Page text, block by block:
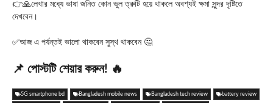
👉🙏লেখার মধ্যে ভাষা জনিত কোন ভুল ত্রুটি হয়ে থাকলে অবশ্যই ক্ষমা সুন্দর দৃষ্টিতে
দেখবেন।
✅আজ এ পর্যন্তই ভালো থাকবেন সুস্থ থাকবেন 🤔
📌 পোস্টটি শেয়ার করুন! 🔥
5G smartphone bd Bangladesh mobile news Bangladesh tech review battery review